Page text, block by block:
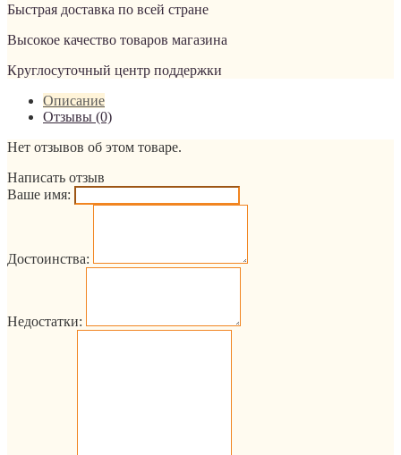
Быстрая доставка по всей стране
Высокое качество товаров магазина
Круглосуточный центр поддержки
Описание
Отзывы (0)
Нет отзывов об этом товаре.
Написать отзыв
Ваше имя:
Достоинства:
Недостатки: